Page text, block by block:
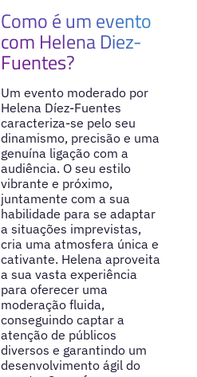
Como é um evento
com Helena Diez-
Fuentes?
Um evento moderado por
Helena Díez-Fuentes
caracteriza-se pelo seu
dinamismo, precisão e uma
genuína ligação com a
audiência. O seu estilo
vibrante e próximo,
juntamente com a sua
habilidade para se adaptar
a situações imprevistas,
cria uma atmosfera única e
cativante. Helena aproveita
a sua vasta experiência
para oferecer uma
moderação fluida,
conseguindo captar a
atenção de públicos
diversos e garantindo um
desenvolvimento ágil do